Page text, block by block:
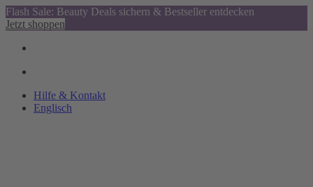
Flash Sale: Beauty Deals sichern & Bestseller entdecken
Jetzt shoppen
Hilfe & Kontakt
Englisch